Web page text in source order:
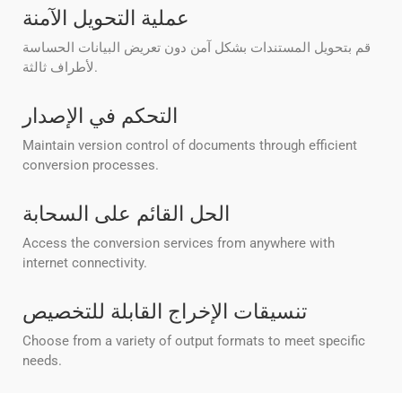
عملية التحويل الآمنة
قم بتحويل المستندات بشكل آمن دون تعريض البيانات الحساسة
لأطراف ثالثة.
التحكم في الإصدار
Maintain version control of documents through efficient
conversion processes.
الحل القائم على السحابة
Access the conversion services from anywhere with
internet connectivity.
تنسيقات الإخراج القابلة للتخصيص
Choose from a variety of output formats to meet specific
needs.